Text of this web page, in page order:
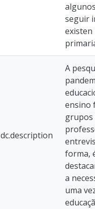
seguir
existen
dc.description
A
ensino
grupos
forma,
a
uma